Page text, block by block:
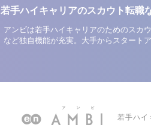
若手ハイキャリアのスカウト転職
アンビは若手ハイキャリアのためのスカ
など独自機能が充実。大手からスタート
若手ハ